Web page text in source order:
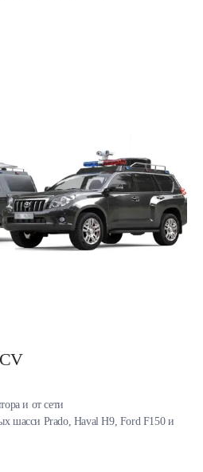
и от сети
шасси Prado, Haval H9, Ford F150 и